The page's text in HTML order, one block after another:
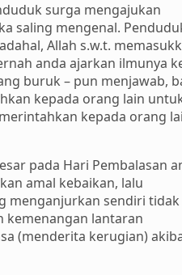
surga mengajukan
saling mengenal.
Allah s.w.t.
anda ajarkan ilmunya
buruk – pun menjawab,
kepada orang lain
kepada orang
pada Hari Pembalasan
amal kebaikan, lalu
menganjurkan sendiri tidak
kemenangan lantaran
(menderita kerugian)